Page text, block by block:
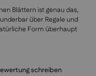
Blättern ist genau das,
über Regale und
Form überhaupt
schreiben